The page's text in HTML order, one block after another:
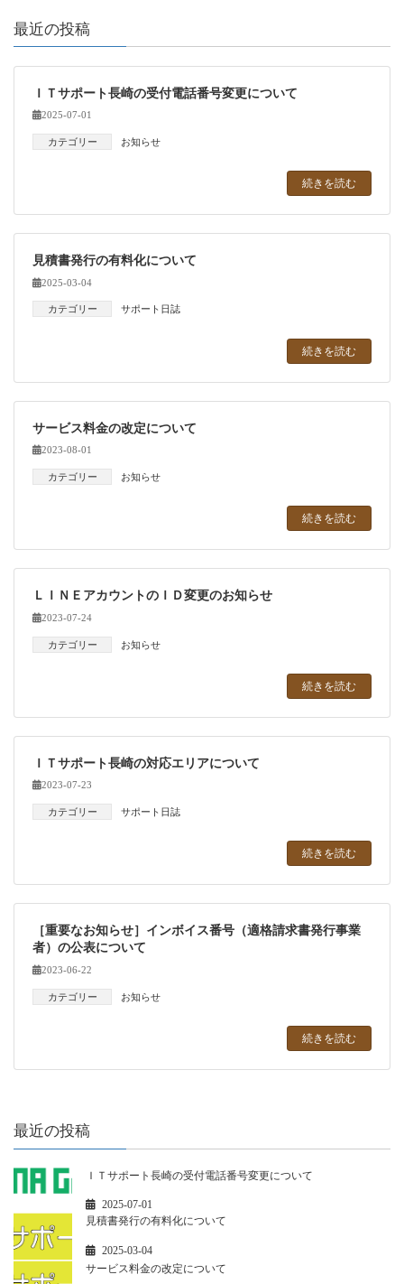
最近の投稿
ＩＴサポート長崎の受付電話番号変更について
2025-07-01
カテゴリー お知らせ
続きを読む
見積書発行の有料化について
2025-03-04
カテゴリー サポート日誌
続きを読む
サービス料金の改定について
2023-08-01
カテゴリー お知らせ
続きを読む
ＬＩＮＥアカウントのＩＤ変更のお知らせ
2023-07-24
カテゴリー お知らせ
続きを読む
ＩＴサポート長崎の対応エリアについて
2023-07-23
カテゴリー サポート日誌
続きを読む
［重要なお知らせ］インボイス番号（適格請求書発行事業
者）の公表について
2023-06-22
カテゴリー お知らせ
続きを読む
最近の投稿
ＩＴサポート長崎の受付電話番号変更について
2025-07-01
見積書発行の有料化について
2025-03-04
サービス料金の改定について